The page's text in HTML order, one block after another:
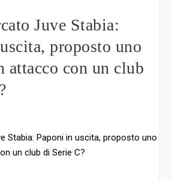
Juve Stabia:
proposto uno
attacco con un club